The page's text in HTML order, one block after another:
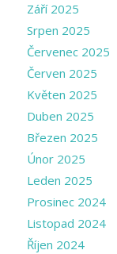
Září 2025
Srpen 2025
Červenec 2025
Červen 2025
Květen 2025
Duben 2025
Březen 2025
Únor 2025
Leden 2025
Prosinec 2024
Listopad 2024
Říjen 2024